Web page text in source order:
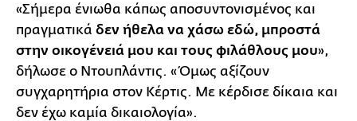
«Σήμερα ένιωθα κάπως αποσυντονισμένος και
πραγματικά δεν ήθελα να χάσω εδώ, μπροστά
στην οικογένειά μου και τους φιλάθλους μου»,
δήλωσε ο Ντουπλάντις. «Όμως αξίζουν
συγχαρητήρια στον Κέρτις. Με κέρδισε δίκαια και
δεν έχω καμία δικαιολογία».